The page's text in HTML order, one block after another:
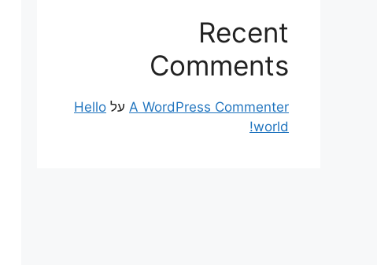
Recent
Comments
A WordPress Commenter על Hello
world!